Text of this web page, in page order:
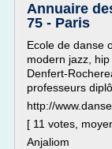
Annuaire
75 - Paris
Ecole de danse
modern jazz,
Denfert-
professeurs
http://
[ 11 votes,
Anjaliom